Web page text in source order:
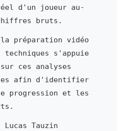
d'un joueur au-
bruts.
préparation vidéo
s'appuie
ces analyses
afin d'identifier
progression et les
Lucas Tauzin